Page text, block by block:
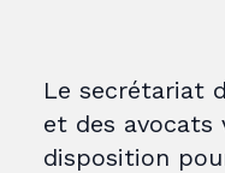
Le secrétariat
et des avocats
disposition